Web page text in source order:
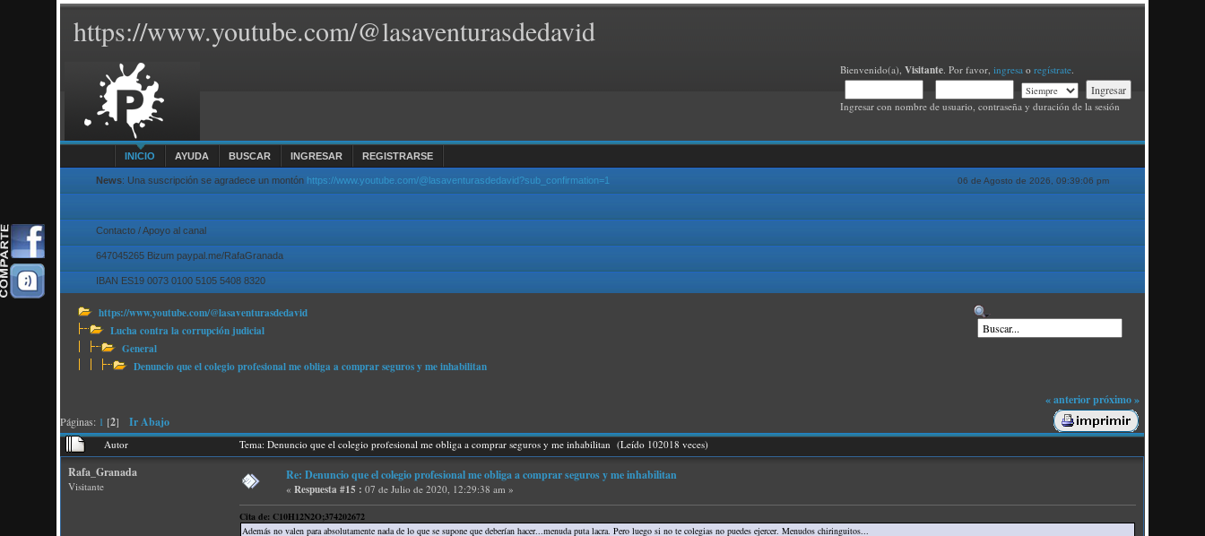
https://www.youtube.com/@lasaventurasdedavid
Bienvenido(a), Visitante. Por favor, ingresao regístrate.
Ingresar con nombre de usuario, contraseña y duración de la sesión
INICIO AYUDA BUSCAR INGRESAR REGISTRARSE
06 de Agosto de 2026, 09:39:06 pm
News: Una suscripción se agradece un montón https://www.youtube.com/@lasaventurasdedavid?sub_confirmation=1
Contacto / Apoyo al canal
647045265 Bizum paypal.me/RafaGranada
IBAN ES19 0073 0100 5105 5408 8320
https://www.youtube.com/@lasaventurasdedavid
Lucha contra la corrupción judicial
General
Denuncio que el colegio profesional me obliga a comprar seguros y me inhabilitan
Páginas: 1 [2]Ir Abajo
« anteriorpróximo »
Autor Tema: Denuncio que el colegio profesional me obliga a comprar seguros y me inhabilitan (Leído 102018 veces)
Rafa_Granada
Visitante
Re: Denuncio que el colegio profesional me obliga a comprar seguros y me inhabilitan
«Respuesta #15 : 07 de Julio de 2020, 12:29:38 am »
Cita de: C10H12N2O;374202672
Además no valen para absolutamente nada de lo que se supone que deberían hacer...menuda puta lacra. Pero luego si no te colegias no puedes ejercer. Menudos chiringuitos...